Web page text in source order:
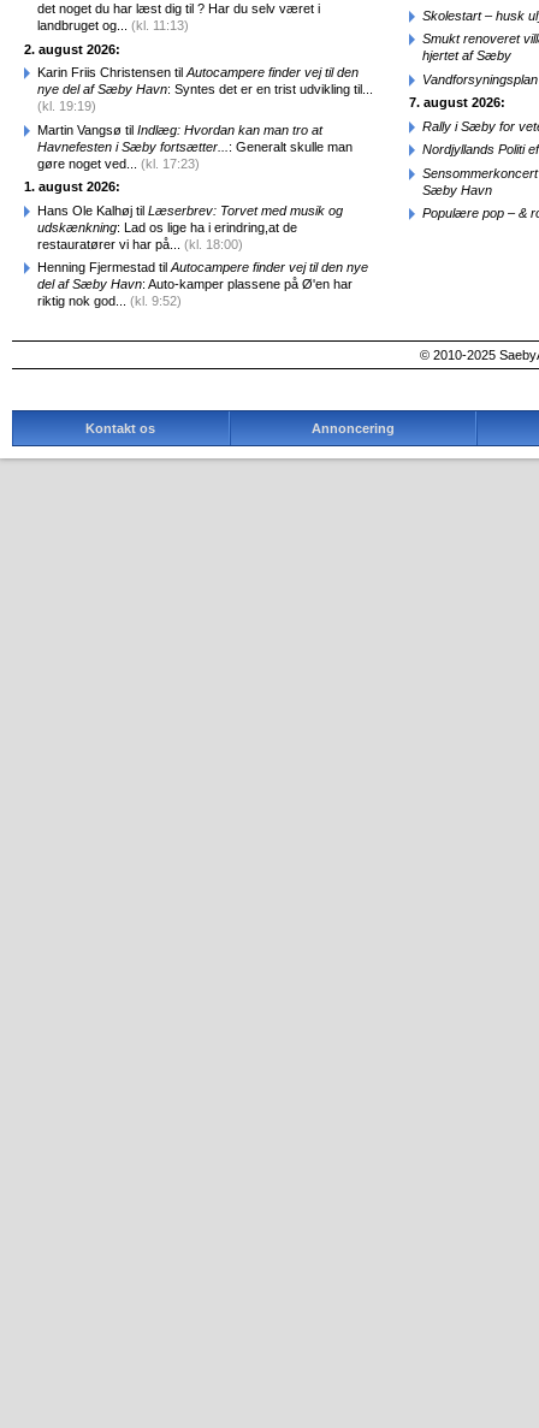
det noget du har læst dig til ? Har du selv været i
landbruget og... (kl. 11:13)
2. august 2026:
Karin Friis Christensen til Autocampere finder vej til den
nye del af Sæby Havn: Syntes det er en trist udvikling til...
(kl. 19:19)
Martin Vangsø til Indlæg: Hvordan kan man tro at
Havnefesten i Sæby fortsætter... : Generalt skulle man
gøre noget ved... (kl. 17:23)
1. august 2026:
Hans Ole Kalhøj til Læserbrev: Torvet med musik og
udskænkning: Lad os lige ha i erindring,at de
restauratører vi har på... (kl. 18:00)
Henning Fjermestad til Autocampere finder vej til den nye
del af Sæby Havn: Auto-kamper plassene på Ø'en har
riktig nok god... (kl. 9:52)
Skolestart – husk
Smukt renoveret
hjertet af Sæby
7. august 2026:
Rally i Sæby for
Nordjyllands Politi
Sæby Havn
Populære pop – &
© 2010-2025
Kontakt os Annoncering